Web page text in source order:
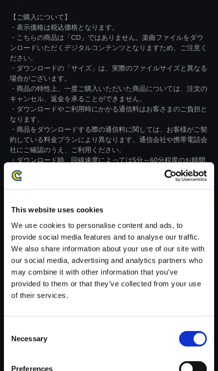
This website uses cookies
We use cookies to personalise content and ads, to
provide social media features and to analyse our traffic.
We also share information about your use of our site with
our social media, advertising and analytics partners who
may combine it with other information that you’ve
provided to them or that they’ve collected from your use
of their services.
Selection
Necessary
Preferences
【ご購入について】
・表示価格は税込価格となります。
・こちらの商品は「CD」ではありません。楽曲ファイルをダウ
ンロードいただくデジタルコンテンツとなりますため、ご注意く
ださい。
・ダウンロードの「サイズ」は、実際のファイルサイズと異なる
場合がございます。
・商品の特性上、一度ご購入いただいた商品については、注文の
キャンセル、返金を承ることができません。
・ダウンロードやご利用時にかかる通信料はお客さまのご負担と
なります。
・商品をダウンロードする際の通信料に関しては、お客様がご契
約している料金プランにより異なります。通信会社や携帯電話会
社にご確認のうえ、ご利用ください。
・ダウンロード時、回線速度によっては5分～60分程度のお時間
がかかる場合がございます。
※ご購入いただいたファイルのダウンロードの際には、通信環境
が安定しているWifi環境でお試しください。
【単曲】Street Fighter 6 Origin
al Soundtrack Chun-Li - An Ag
ent's Day Off - 1